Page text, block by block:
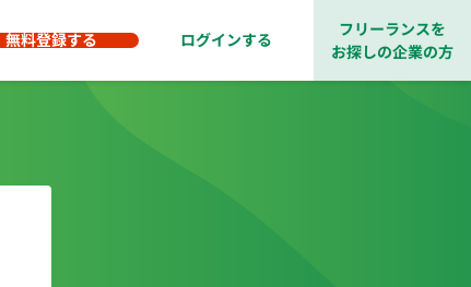
無料登録する ログインする
フリーランスを
お探しの企業の方